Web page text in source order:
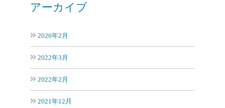
アーカイブ
2026年2月
2022年3月
2022年2月
2021年12月